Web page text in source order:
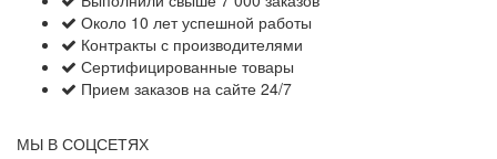
Около 10 лет успешной работы
Контракты с производителями
Сертифицированные товары
Прием заказов на сайте 24/7
МЫ В СОЦСЕТЯХ